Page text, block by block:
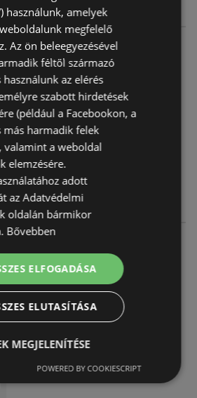
Vil-For akciós
Akciós újság már nem érvényes
Lejárat dátuma: 2026.05.27
Vil-For akciós
Akciós újság már nem érvényes
Lejárat dátuma: 2026.05.20
használunk, amelyek
megfelelő
Az ön beleegyezésével
féltől származó
használunk az elérés
szabott hirdetések
(például a Facebookon, a
más harmadik felek
valamint a weboldal
elemzésére.
adott
az Adatvédelmi
oldalán bármikor
Bővebben
ELFOGADÁSA
ELUTASÍTÁSA
MEGJELENÍTÉSE
POWERED BY COOKIESCRIPT